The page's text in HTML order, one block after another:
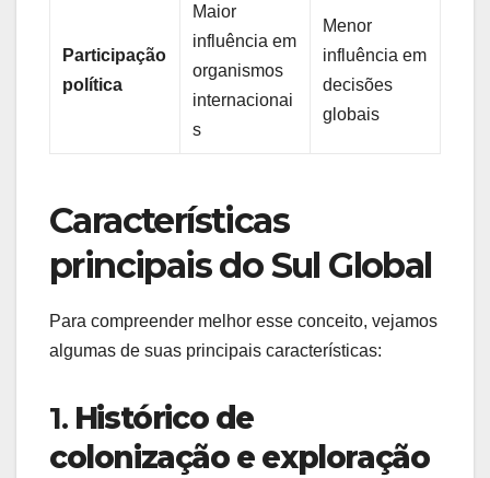
Participação
política
Maior
influência em
organismos
internacionai
s
Menor
influência em
decisões
globais
Características
principais do Sul Global
Para compreender melhor esse conceito, vejamos
algumas de suas principais características:
1. Histórico de
colonização e exploração